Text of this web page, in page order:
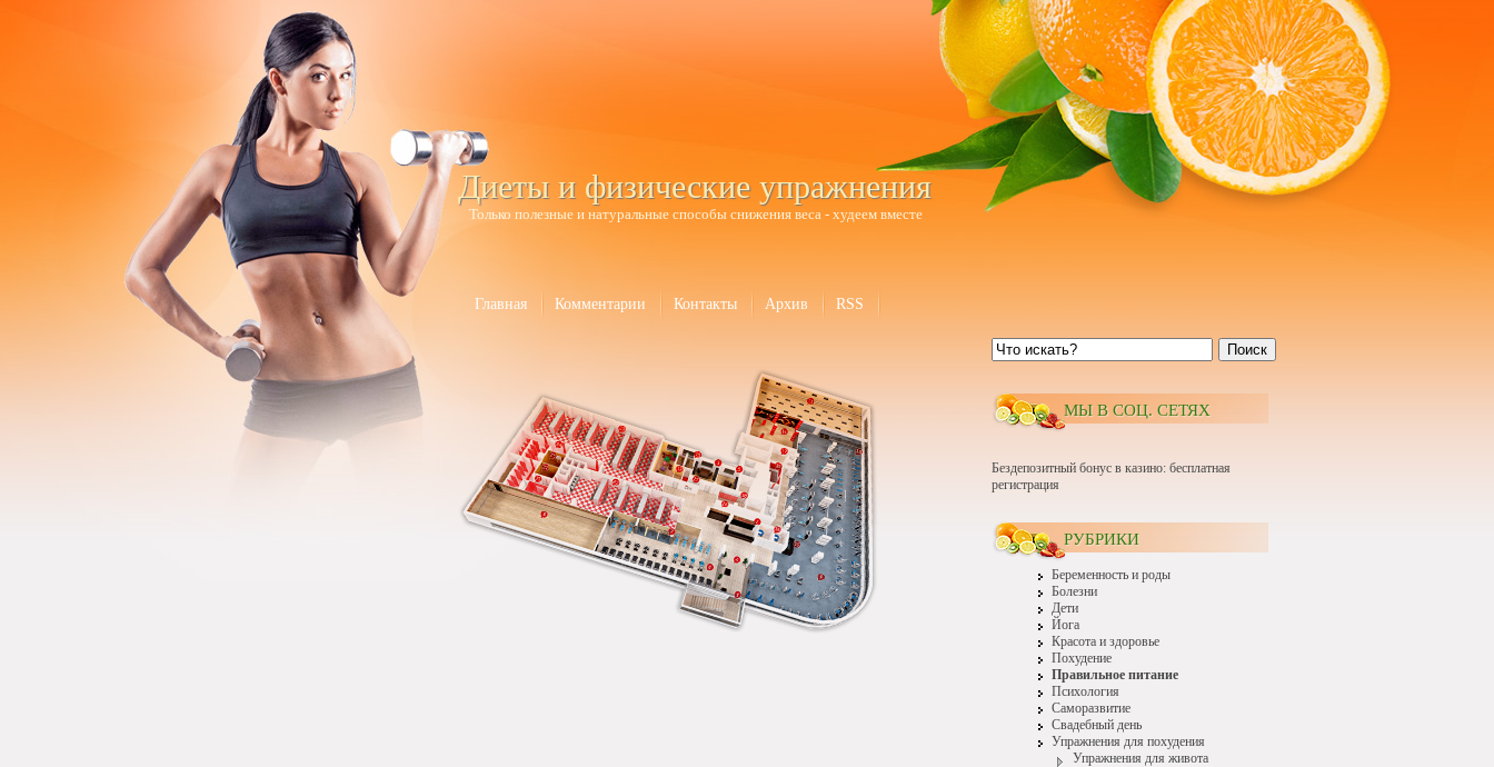
Диеты и физические упражнения
Только полезные и натуральные способы снижения веса - худеем вместе
Главная Комментарии Контакты Архив RSS
Поиск
МЫ В СОЦ. СЕТЯХ
Бездепозитный бонус в казино: бесплатная
регистрация
РУБРИКИ
Беременность и роды
Болезни
Дети
Йога
Красота и здоровье
Похудение
Правильное питание
Психология
Саморазвитие
Свадебный день
Упражнения для похудения
Упражнения для живота